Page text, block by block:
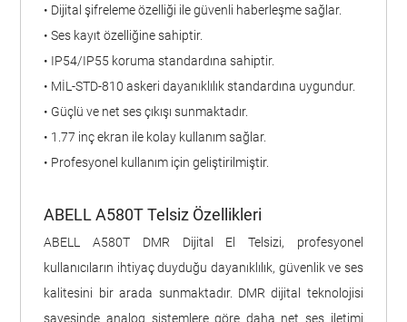
• Dijital şifreleme özelliği ile güvenli haberleşme sağlar.
• Ses kayıt özelliğine sahiptir.
• IP54/IP55 koruma standardına sahiptir.
• MİL-STD-810 askeri dayanıklılık standardına uygundur.
• Güçlü ve net ses çıkışı sunmaktadır.
• 1.77 inç ekran ile kolay kullanım sağlar.
• Profesyonel kullanım için geliştirilmiştir.
ABELL A580T Telsiz Özellikleri
ABELL A580T DMR Dijital El Telsizi, profesyonel
kullanıcıların ihtiyaç duyduğu dayanıklılık, güvenlik ve ses
kalitesini bir arada sunmaktadır. DMR dijital teknolojisi
sayesinde analog sistemlere göre daha net ses iletimi